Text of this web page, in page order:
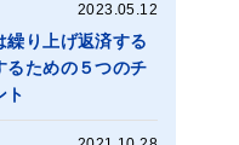
2023.05.12
繰り上げ返済する
るための５つのチ
ト